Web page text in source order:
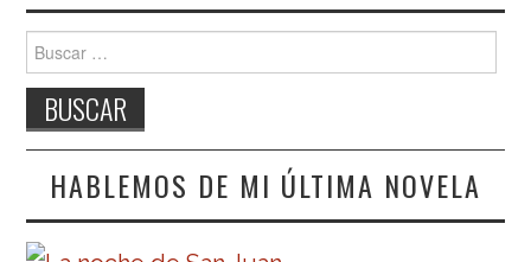
Buscar:
HABLEMOS DE MI ÚLTIMA NOVELA